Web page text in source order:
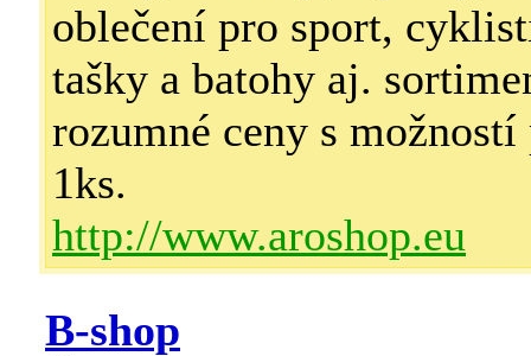
oblečení pro sport,
tašky a batohy aj.
rozumné ceny s
1ks.
http://www.aroshop.eu
B-shop